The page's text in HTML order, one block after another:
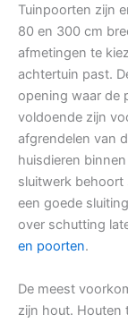
Tuinpoorten zijn
80 en 300 cm
afmetingen te
achtertuin past.
opening waar de
voldoende zijn
afgrendelen van
huisdieren
sluitwerk
een goede
over schutting
en poorten.
De meest
zijn hout. Houten